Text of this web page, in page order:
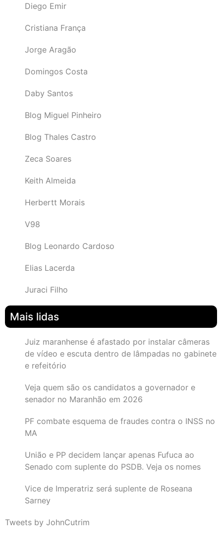
Diego Emir
Cristiana França
Jorge Aragão
Domingos Costa
Daby Santos
Blog Miguel Pinheiro
Blog Thales Castro
Zeca Soares
Keith Almeida
Herbertt Morais
V98
Blog Leonardo Cardoso
Elias Lacerda
Juraci Filho
Mais lidas
Juiz maranhense é afastado por instalar câmeras
de vídeo e escuta dentro de lâmpadas no gabinete
e refeitório
Veja quem são os candidatos a governador e
senador no Maranhão em 2026
PF combate esquema de fraudes contra o INSS no
MA
União e PP decidem lançar apenas Fufuca ao
Senado com suplente do PSDB. Veja os nomes
Vice de Imperatriz será suplente de Roseana
Sarney
Tweets by JohnCutrim